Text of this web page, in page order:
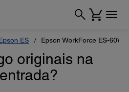
ES Epson WorkForce ES-60W
originais na